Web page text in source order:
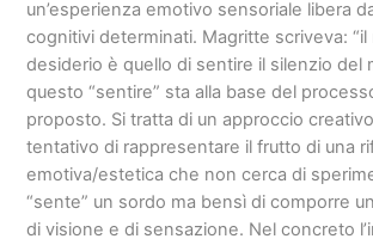
un’esperienza emotivo sensoriale libera
cognitivi determinati. Magritte scriveva: “il
desiderio è quello di sentire il silenzio del
questo “sentire” sta alla base del
proposto. Si tratta di un approccio
tentativo di rappresentare il frutto di una
emotiva/estetica che non cerca di
“sente” un sordo ma bensì di comporre
di visione e di sensazione. Nel concreto